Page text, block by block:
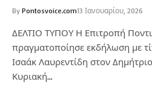
By Pontosvoice.com13 Ιανουαρίου, 2026
ΔΕΛΤΙΟ ΤΥΠΟΥ Η Επιτροπή
πραγματοποίησε εκδήλωση με
Ισαάκ Λαυρεντίδη στον
Κυριακή…